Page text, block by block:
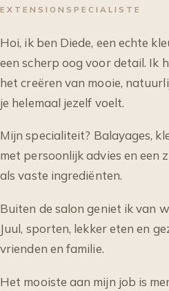
EXTENSIONSPECIALISTE
Hoi, ik ben Diede, een echte
een scherp oog voor detail. Ik
het creëren van mooie,
je helemaal jezelf voelt.
Mijn specialiteit? Balayages,
met persoonlijk advies en een
als vaste ingrediënten.
Buiten de salon geniet ik van
Juul, sporten, lekker eten en
vrienden en familie.
Het mooiste aan mijn job is